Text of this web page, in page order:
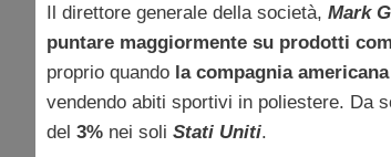
Il direttore generale della società, Mark
puntare maggiormente su prodotti
proprio quando la compagnia
vendendo abiti sportivi in poliestere. Da
del 3% nei soli Stati Uniti.